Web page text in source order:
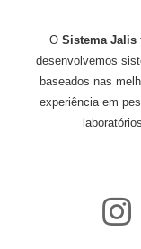
O Sistema Jalis
desenvolvemos
baseados nas
experiência em